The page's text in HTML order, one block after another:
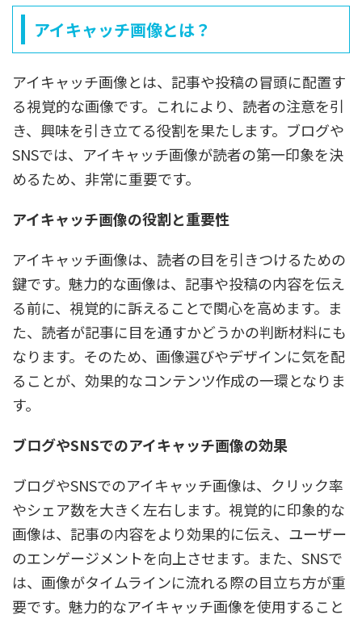
アイキャッチ画像とは？
アイキャッチ画像とは、記事や投稿の冒頭に配置す
る視覚的な画像です。これにより、読者の注意を引
き、興味を引き立てる役割を果たします。ブログや
SNSでは、アイキャッチ画像が読者の第一印象を決
めるため、非常に重要です。
アイキャッチ画像の役割と重要性
アイキャッチ画像は、読者の目を引きつけるための
鍵です。魅力的な画像は、記事や投稿の内容を伝え
る前に、視覚的に訴えることで関心を高めます。ま
た、読者が記事に目を通すかどうかの判断材料にも
なります。そのため、画像選びやデザインに気を配
ることが、効果的なコンテンツ作成の一環となりま
す。
ブログやSNSでのアイキャッチ画像の効果
ブログやSNSでのアイキャッチ画像は、クリック率
やシェア数を大きく左右します。視覚的に印象的な
画像は、記事の内容をより効果的に伝え、ユーザー
のエンゲージメントを向上させます。また、SNSで
は、画像がタイムラインに流れる際の目立ち方が重
要です。魅力的なアイキャッチ画像を使用すること